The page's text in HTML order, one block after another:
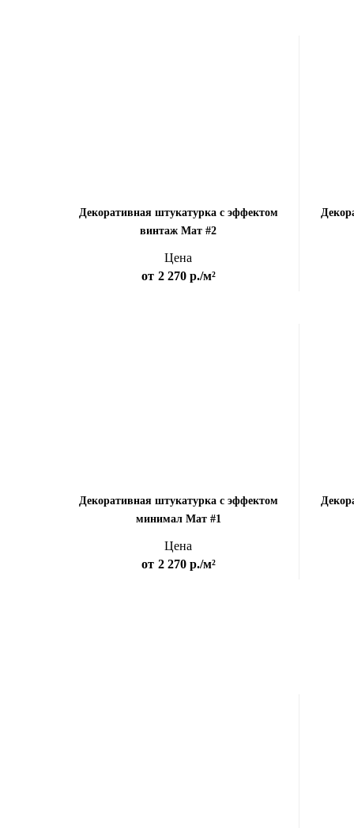
Декоративная штукатурка с эффектом
винтаж Мат #2
Цена
от 2 270 р./м²
Декоративная штукатурка с эффектом
минимал Мат #1
Цена
от 2 270 р./м²